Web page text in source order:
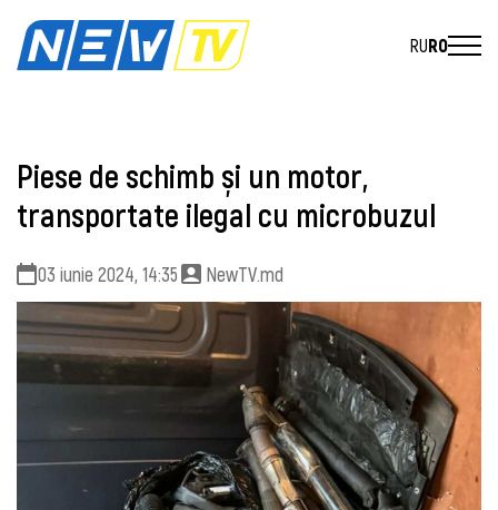
RURO
Piese de schimb și un motor,
transportate ilegal cu microbuzul
03 iunie 2024, 14:35 NewTV.md